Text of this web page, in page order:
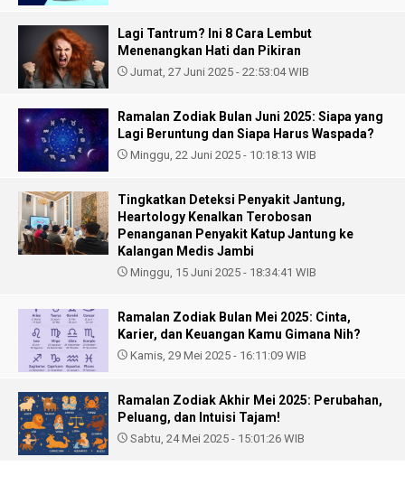
Lagi Tantrum? Ini 8 Cara Lembut
Menenangkan Hati dan Pikiran
Jumat, 27 Juni 2025 - 22:53:04 WIB
Ramalan Zodiak Bulan Juni 2025: Siapa yang
Lagi Beruntung dan Siapa Harus Waspada?
Minggu, 22 Juni 2025 - 10:18:13 WIB
Tingkatkan Deteksi Penyakit Jantung,
Heartology Kenalkan Terobosan
Penanganan Penyakit Katup Jantung ke
Kalangan Medis Jambi
Minggu, 15 Juni 2025 - 18:34:41 WIB
Ramalan Zodiak Bulan Mei 2025: Cinta,
Karier, dan Keuangan Kamu Gimana Nih?
Kamis, 29 Mei 2025 - 16:11:09 WIB
Ramalan Zodiak Akhir Mei 2025: Perubahan,
Peluang, dan Intuisi Tajam!
Sabtu, 24 Mei 2025 - 15:01:26 WIB